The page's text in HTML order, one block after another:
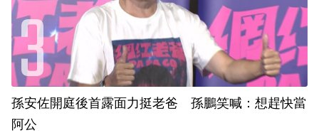
孫安佐開庭後首露面力挺老爸 孫鵬笑喊：想趕快當
阿公